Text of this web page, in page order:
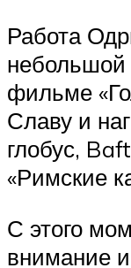
Работа
небольшой
фильме
Славу и
глобус,
«Римские
С этого
внимание